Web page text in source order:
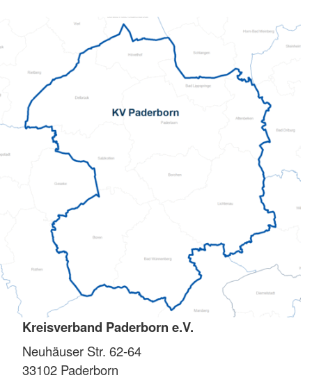
Kreisverband Paderborn e.V.
Neuhäuser Str. 62-64
33102 Paderborn